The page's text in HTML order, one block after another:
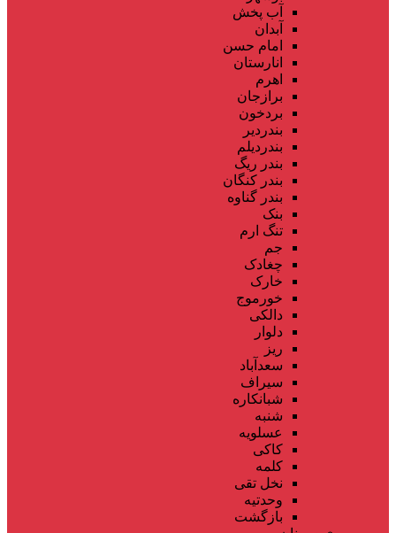
آب پخش
آبدان
امام حسن
انارستان
اهرم
برازجان
بردخون
بندردیر
بندردیلم
بندر ریگ
بندر کنگان
بندر گناوه
بنک
تنگ ارم
جم
چغادک
خارک
خورموج
دالکی
دلوار
ریز
سعدآباد
سیراف
شبانکاره
شنبه
عسلویه
کاکی
کلمه
نخل تقی
وحدتیه
بازگشت